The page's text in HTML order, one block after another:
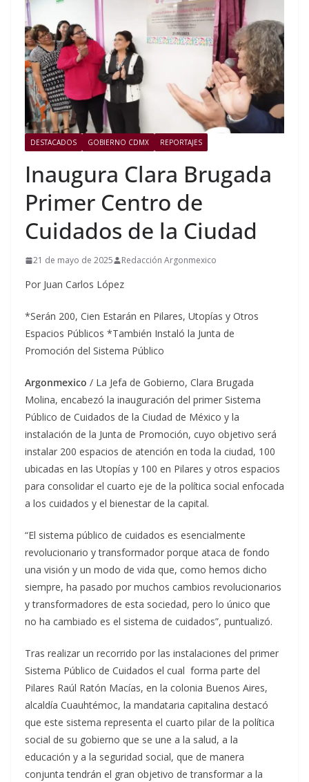
DESTACADOS GOBIERNO CDMX REPORTAJES
Inaugura Clara Brugada
Primer Centro de
Cuidados de la Ciudad
21 de mayo de 2025 Redacción Argonmexico
Por Juan Carlos López
*Serán 200, Cien Estarán en Pilares, Utopías y Otros
Espacios Públicos *También Instaló la Junta de
Promoción del Sistema Público
Argonmexico / La Jefa de Gobierno, Clara Brugada
Molina, encabezó la inauguración del primer Sistema
Público de Cuidados de la Ciudad de México y la
instalación de la Junta de Promoción, cuyo objetivo será
instalar 200 espacios de atención en toda la ciudad, 100
ubicadas en las Utopías y 100 en Pilares y otros espacios
para consolidar el cuarto eje de la política social enfocada
a los cuidados y el bienestar de la capital.
“El sistema público de cuidados es esencialmente
revolucionario y transformador porque ataca de fondo
una visión y un modo de vida que, como hemos dicho
siempre, ha pasado por muchos cambios revolucionarios
y transformadores de esta sociedad, pero lo único que
no ha cambiado es el sistema de cuidados”, puntualizó.
Tras realizar un recorrido por las instalaciones del primer
Sistema Público de Cuidados el cual forma parte del
Pilares Raúl Ratón Macías, en la colonia Buenos Aires,
alcaldía Cuauhtémoc, la mandataria capitalina destacó
que este sistema representa el cuarto pilar de la política
social de su gobierno que se une a la salud, a la
educación y a la seguridad social, que de manera
conjunta tendrán el gran objetivo de transformar a la